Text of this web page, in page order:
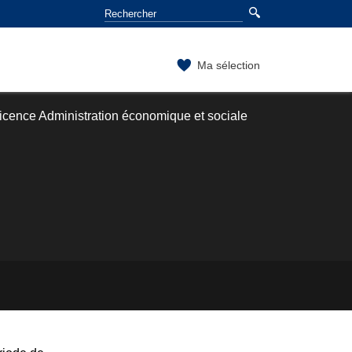
Ma sélection
Administration économique et sociale